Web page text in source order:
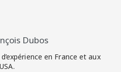
Dubos
en France et aux
USA.